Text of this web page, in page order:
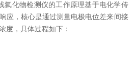
氟化物检测仪的工作原理基于电化学传
应，核心是通过测量电极电位差来间接
度，具体过程如下：